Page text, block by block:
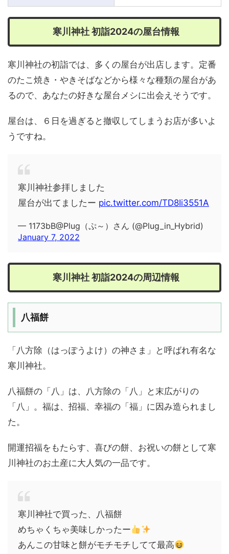
寒川神社 初詣2024の屋台情報
寒川神社の初詣では、多くの屋台が出店します。定番
のたこ焼き・やきそばなどから様々な種類の屋台があ
るので、あなたの好きな屋台メシに出会えそうです。
屋台は、６日を過ぎると撤収してしまうお店が多いよ
うですね。
寒川神社参拝しました
屋台が出てましたー pic.twitter.com/TD8Ii3551A
— 1173bB@Plug（ぷ～）さん (@Plug_in_Hybrid)
January 7, 2022
寒川神社 初詣2024の周辺情報
八福餅
「八方除（はっぽうよけ）の神さま」と呼ばれ有名な
寒川神社。
八福餅の「八」は、八方除の「八」と末広がりの
「八」。福は、招福、幸福の「福」に因み造られまし
た。
開運招福をもたらす、喜びの餅、お祝いの餅として寒
川神社のお土産に大人気の一品です。
寒川神社で買った、八福餅
めちゃくちゃ美味しかったー
あんこの甘味と餅がモチモチしてて最高